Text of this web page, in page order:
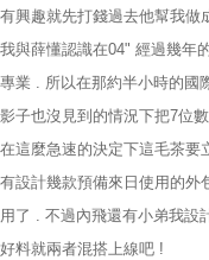
有興趣就先打錢過去他幫我做
我與薛懂認識在04" 經過幾年
專業 . 所以在那約半小時的國
影子也沒見到的情況下把7位
在這麼急速的決定下這毛茶
有設計幾款預備來日使用的
用了 . 不過內飛還有小弟我設
好料就兩者混搭上線吧 !